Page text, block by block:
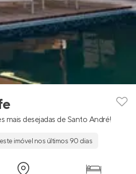
mais desejadas de Santo André!
imóvel nos últimos 90 dias